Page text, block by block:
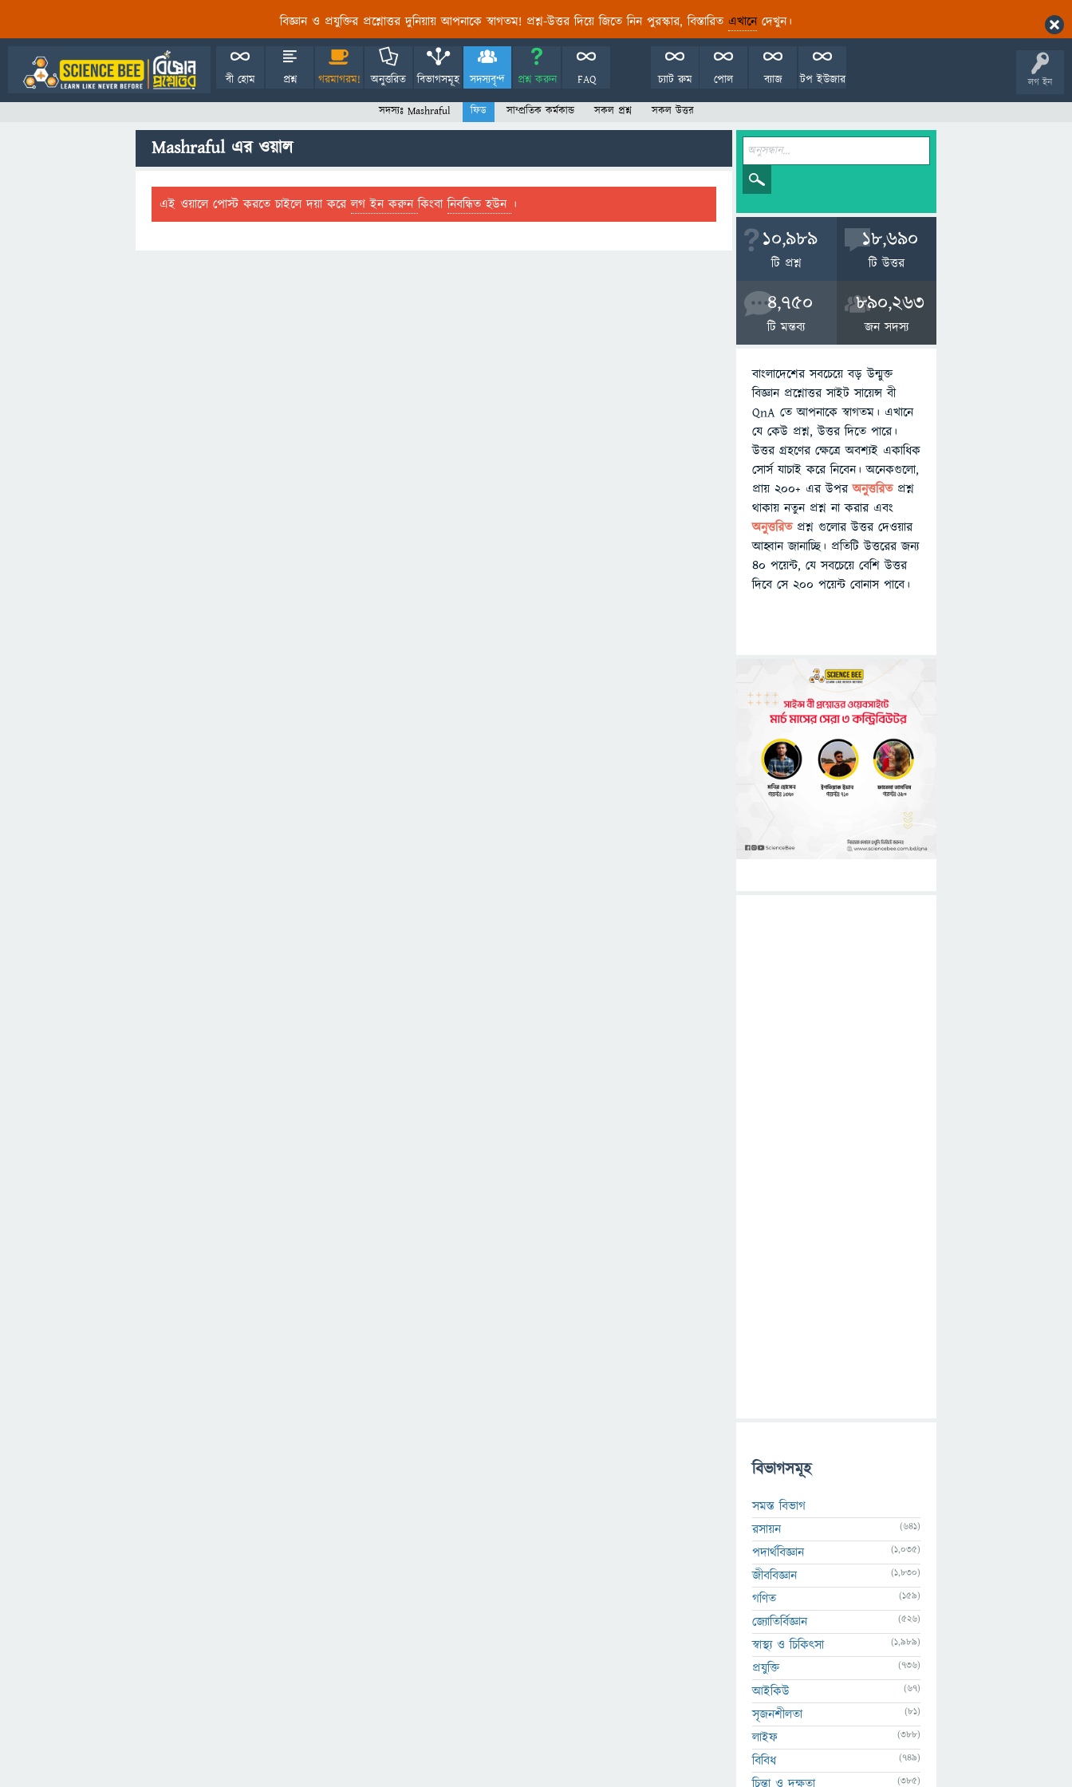
বিজ্ঞান ও প্রযুক্তির প্রশ্নোত্তর দুনিয়ায় আপনাকে স্বাগতম! প্রশ্ন-উত্তর দিয়ে জিতে নিন পুরস্কার, বিস্তারিত এখানেদেখুন।
লগ ইন
বী হোম প্রশ্ন গরমাগরম! অনুত্তরিত বিভাগসমূহ সদস্যবৃন্দ প্রশ্ন করুন FAQ টপ ইউজার
ব্যাজ
পোল
চ্যাট রুম
সদস্যঃ Mashraful ফিড সাম্প্রতিক কর্মকান্ড সকল প্রশ্ন সকল উত্তর
Mashraful এর ওয়াল
এই ওয়ালে পোস্ট করতে চাইলে দয়া করেলগ ইন করুনকিংবানিবন্ধিত হউন ।
10,989
টি প্রশ্ন
18,690
টি উত্তর
4,750
টি মন্তব্য
890,263
জন সদস্য
বাংলাদেশের সবচেয়ে বড় উন্মুক্ত
বিজ্ঞান প্রশ্নোত্তর সাইট সায়েন্স বী
QnA তে আপনাকে স্বাগতম। এখানে
যে কেউ প্রশ্ন, উত্তর দিতে পারে।
উত্তর গ্রহণের ক্ষেত্রে অবশ্যই একাধিক
সোর্স যাচাই করে নিবেন। অনেকগুলো,
প্রায় ২০০+ এর উপরঅনুত্তরিতপ্রশ্ন
থাকায় নতুন প্রশ্ন না করার এবং
অনুত্তরিত প্রশ্ন গুলোর উত্তর দেওয়ার
আহ্বান জানাচ্ছি। প্রতিটি উত্তরের জন্য
৪০ পয়েন্ট, যে সবচেয়ে বেশি উত্তর
দিবে সে ২০০ পয়েন্ট বোনাস পাবে।
বিভাগসমূহ
সমস্ত বিভাগ
রসায়ন
(641)
পদার্থবিজ্ঞান (1,035)
জীববিজ্ঞান (1,830)
গণিত (159)
জ্যোতির্বিজ্ঞান (526)
স্বাস্থ্য ও চিকিৎসা (1,989)
প্রযুক্তি (736)
আইকিউ (67)
সৃজনশীলতা (81)
লাইফ (388)
বিবিধ (749)
চিন্তা ও দক্ষতা (385)